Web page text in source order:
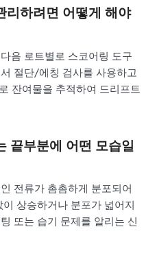
리하려면 어떻게 해야
음 로트별로 스코어링 도구
절단/에칭 검사를 사용하고
잔여물을 추적하여 드리프트
끝부분에 어떤 모습일
전류가 촘촘하게 분포되어
상승하거나 분포가 넓어지
또는 습기 문제를 알리는 신